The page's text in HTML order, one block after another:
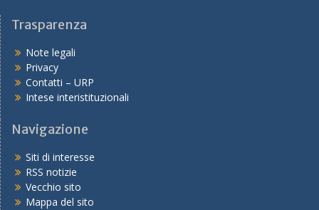
Trasparenza
Note legali
Privacy
Contatti – URP
Intese interistituzionali
Navigazione
Siti di interesse
RSS notizie
Vecchio sito
Mappa del sito